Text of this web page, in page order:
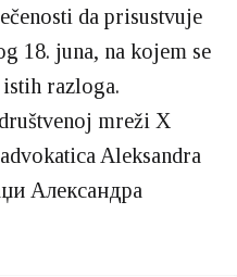
da prisustvuje
18. juna, na kojem se
razloga.
mreži X
Aleksandra
Александра